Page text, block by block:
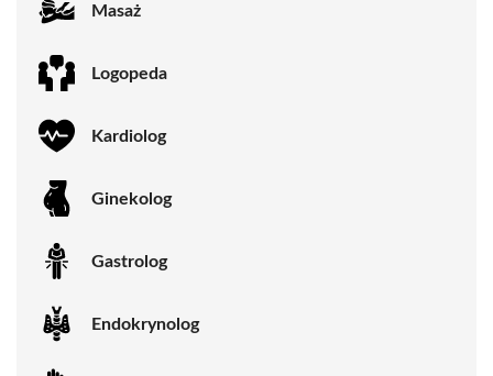
Masaż
Logopeda
Kardiolog
Ginekolog
Gastrolog
Endokrynolog